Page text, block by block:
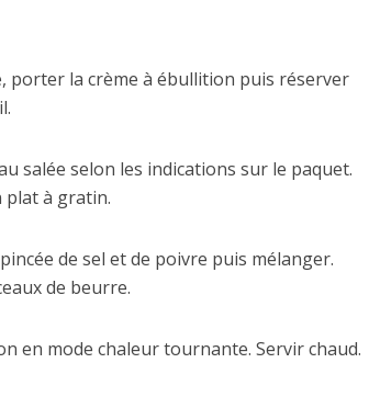
porter la crème à ébullition puis réserver
salée selon les indications sur le paquet.
plat à gratin.
de sel et de poivre puis mélanger.
de beurre.
en mode chaleur tournante. Servir chaud.